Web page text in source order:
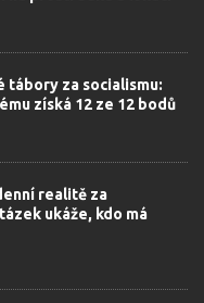
tábory za socialismu:
získá 12 ze 12 bodů
realitě za
ukáže, kdo má